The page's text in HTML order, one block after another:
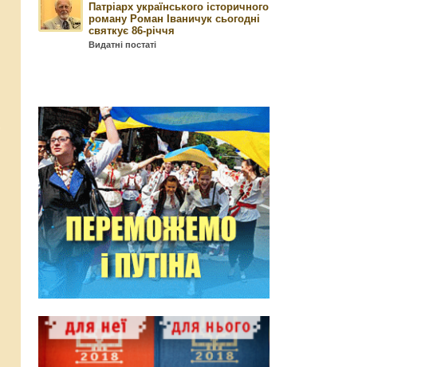
Патріарх українського історичного
роману Роман Іваничук сьогодні
святкує 86-річчя
Видатні постаті